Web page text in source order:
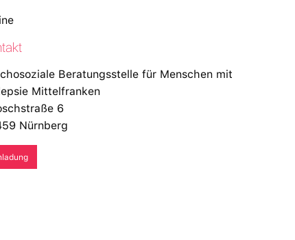
Beratungsstelle für Menschen mit
Mittelfranken
6
Nürnberg